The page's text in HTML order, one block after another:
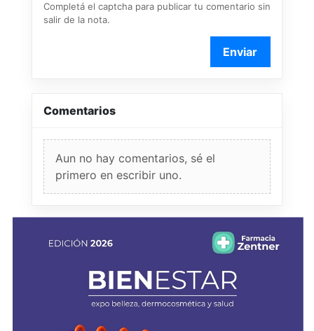
Completá el captcha para publicar tu comentario sin
salir de la nota.
Enviar
Comentarios
Aun no hay comentarios, sé el
primero en escribir uno.